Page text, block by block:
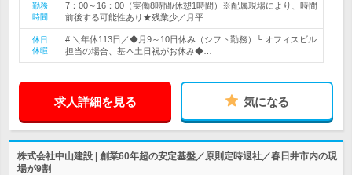
勤務
時間
7：00～16：00（実働8時間/休憩1時間）※配属現場により、時間
前後する可能性あり★残業少／月平…
休日
休暇
# ＼年休113日／◆月9～10日休み（シフト勤務）└ オフィスビル
担当の場合、基本土日祝がお休み◆…
求人詳細を見る 気になる
株式会社中山建設 | 創業60年超の安定基盤／原則定時退社／春日井市内の現
場が9割